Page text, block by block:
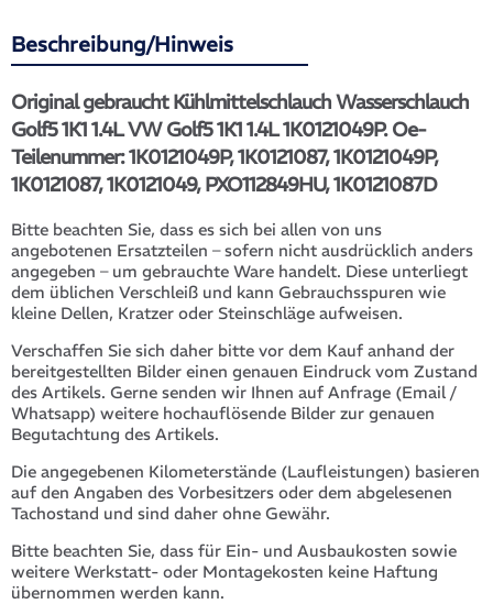
Beschreibung/Hinweis
Original gebraucht Kühlmittelschlauch Wasserschlauch
Golf5 1K1 1.4L VW Golf5 1K1 1.4L 1K0121049P. Oe-
Teilenummer: 1K0121049P, 1K0121087, 1K0121049P,
1K0121087, 1K0121049, PXO112849HU, 1K0121087D
Bitte beachten Sie, dass es sich bei allen von uns
angebotenen Ersatzteilen – sofern nicht ausdrücklich anders
angegeben – um gebrauchte Ware handelt. Diese unterliegt
dem üblichen Verschleiß und kann Gebrauchsspuren wie
kleine Dellen, Kratzer oder Steinschläge aufweisen.
Verschaffen Sie sich daher bitte vor dem Kauf anhand der
bereitgestellten Bilder einen genauen Eindruck vom Zustand
des Artikels. Gerne senden wir Ihnen auf Anfrage (Email /
Whatsapp) weitere hochauflösende Bilder zur genauen
Begutachtung des Artikels.
Die angegebenen Kilometerstände (Laufleistungen) basieren
auf den Angaben des Vorbesitzers oder dem abgelesenen
Tachostand und sind daher ohne Gewähr.
Bitte beachten Sie, dass für Ein- und Ausbaukosten sowie
weitere Werkstatt- oder Montagekosten keine Haftung
übernommen werden kann.